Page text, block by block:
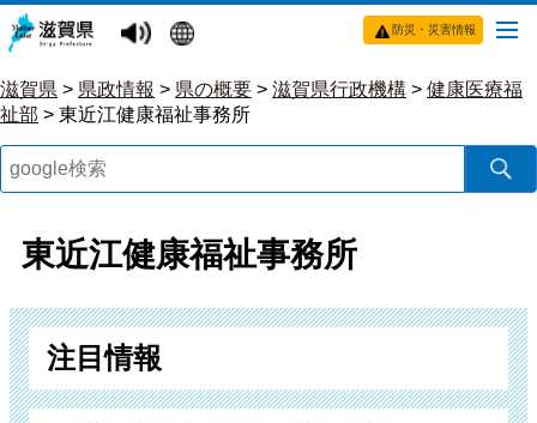
防災・災害情報
滋賀県 > 県政情報 > 県の概要 > 滋賀県行政機構 > 健康医療福
祉部 > 東近江健康福祉事務所
東近江健康福祉事務所
注目情報